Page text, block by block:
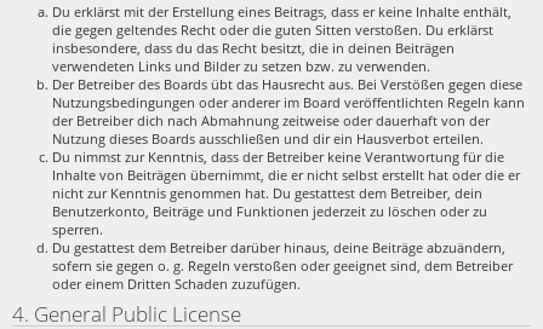
Du erklärst mit der Erstellung eines Beitrags, dass er keine Inhalte enthält,
die gegen geltendes Recht oder die guten Sitten verstoßen. Du erklärst
insbesondere, dass du das Recht besitzt, die in deinen Beiträgen
verwendeten Links und Bilder zu setzen bzw. zu verwenden.
Der Betreiber des Boards übt das Hausrecht aus. Bei Verstößen gegen diese
Nutzungsbedingungen oder anderer im Board veröffentlichten Regeln kann
der Betreiber dich nach Abmahnung zeitweise oder dauerhaft von der
Nutzung dieses Boards ausschließen und dir ein Hausverbot erteilen.
Du nimmst zur Kenntnis, dass der Betreiber keine Verantwortung für die
Inhalte von Beiträgen übernimmt, die er nicht selbst erstellt hat oder die er
nicht zur Kenntnis genommen hat. Du gestattest dem Betreiber, dein
Benutzerkonto, Beiträge und Funktionen jederzeit zu löschen oder zu
sperren.
Du gestattest dem Betreiber darüber hinaus, deine Beiträge abzuändern,
sofern sie gegen o. g. Regeln verstoßen oder geeignet sind, dem Betreiber
oder einem Dritten Schaden zuzufügen.
4. General Public License